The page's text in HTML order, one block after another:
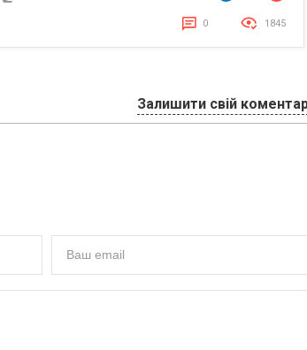
0 1845
Залишити свій